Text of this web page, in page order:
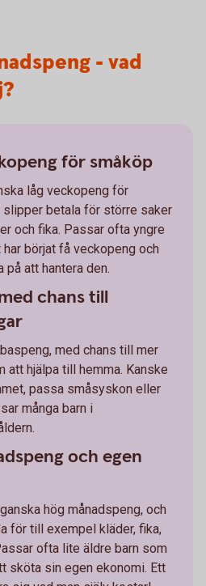
- vad
för småköp
låg veckopeng för
slipper betala för större saker
och fika. Passar ofta yngre
börjat få veckopeng och
på att hantera den.
chans till
med chans till mer
att hjälpa till hemma. Kanske
passa småsyskon eller
många barn i
och egen
hög månadspeng, och
för till exempel kläder, fika,
ofta lite äldre barn som
sköta sin egen ekonomi. Ett